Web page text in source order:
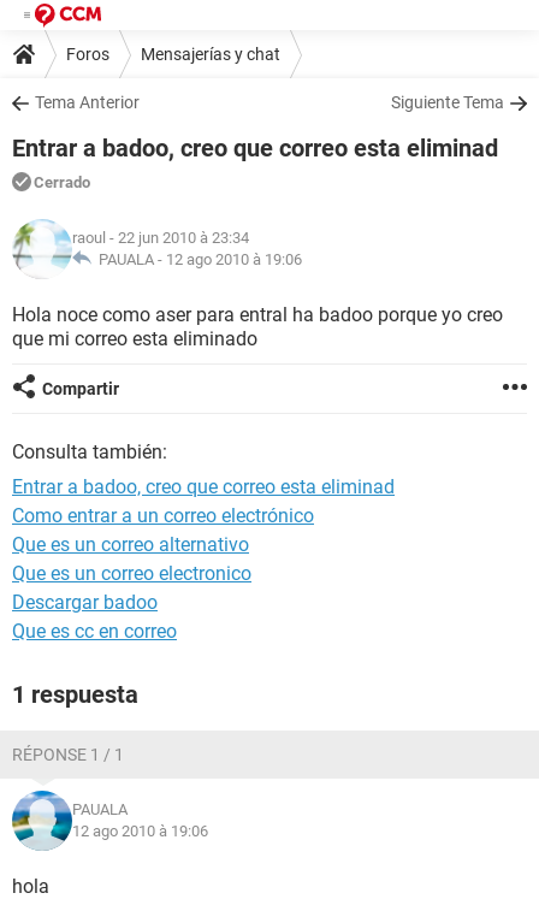
Foros Mensajerías y chat
Tema Anterior Siguiente Tema
Entrar a badoo, creo que correo esta eliminad
Cerrado
raoul - 22 jun 2010 à 23:34
PAUALA - 12 ago 2010 à 19:06
Hola noce como aser para entral ha badoo porque yo creo
que mi correo esta eliminado
Compartir
Consulta también:
Entrar a badoo, creo que correo esta eliminad
Como entrar a un correo electrónico
Que es un correo alternativo
Que es un correo electronico
Descargar badoo
Que es cc en correo
1 respuesta
RÉPONSE 1 / 1
PAUALA
12 ago 2010 à 19:06
hola